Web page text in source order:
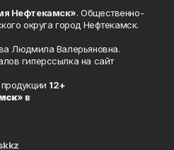
Нефтекамск». Общественно-
округа город Нефтекамск.
Людмила Валерьяновна.
гиперссылка на сайт
12+
» в